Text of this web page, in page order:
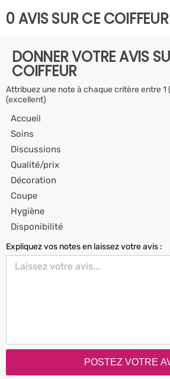
0 AVIS SUR CE COIFFEUR
DONNER VOTRE AVIS
COIFFEUR
Attribuez une note à chaque critère entre 1
(excellent)
Accueil
Soins
Discussions
Qualité/prix
Décoration
Coupe
Hygiène
Disponibilité
Expliquez vos notes en laissez votre avis :